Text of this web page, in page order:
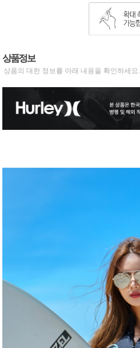
상품정보
상품의 대한 정보를 아래 내용을 확인하세요.